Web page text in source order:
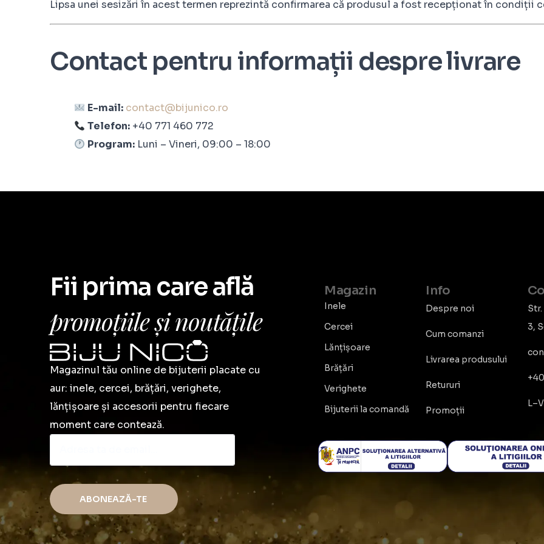
Lipsa unei sesizări în acest termen reprezintă confirmarea că produsul a fost recepționat în condiții
Contact pentru informații despre livrare
E-mail: contact@bijunico.ro
Telefon: +40 771 460 772
Program: Luni – Vineri, 09:00 – 18:00
Fii prima care află
promoțiile și noutățile
Magazinul tău online de bijuterii placate cu
aur: inele, cercei, brățări, verighete,
lănțișoare și accesorii pentru fiecare
moment care contează.
ABONEAZĂ-TE
Magazin
Inele
Cercei
Lănțișoare
Brățări
Verighete
Bijuterii la comandă
Info
Despre noi
Cum comanzi
Livrarea produsului
Retururi
Promoții
3,